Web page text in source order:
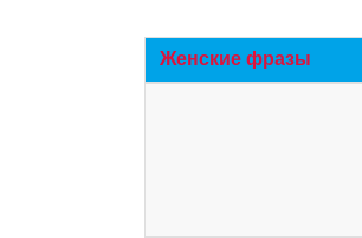
Женские фразы